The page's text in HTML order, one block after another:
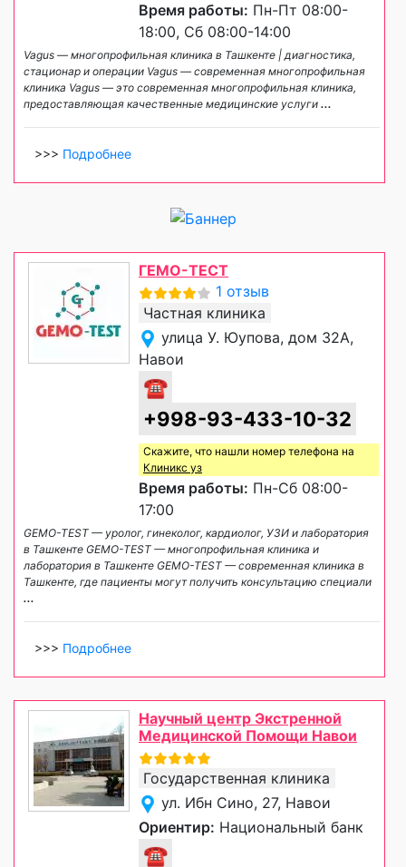
Время работы: Пн-Пт 08:00-
18:00, Сб 08:00-14:00
Vagus — многопрофильная клиника в Ташкенте | диагностика,
стационар и операции Vagus — современная многопрофильная
клиника Vagus — это современная многопрофильная клиника,
предоставляющая качественные медицинские услуги ...
>>> Подробнее
ГЕМО-ТЕСТ
1 отзыв
Частная клиника
улица У. Юупова, дом 32А,
Навои
☎
+998-93-433-10-32
Скажите, что нашли номер телефона на
Клиникс уз
Время работы: Пн-Сб 08:00-
17:00
GEMO-TEST — уролог, гинеколог, кардиолог, УЗИ и лаборатория
в Ташкенте GEMO-TEST — многопрофильная клиника и
лаборатория в Ташкенте GEMO-TEST — современная клиника в
Ташкенте, где пациенты могут получить консультацию специали
...
>>> Подробнее
Научный центр Экстренной
Медицинской Помощи Навои
Государственная клиника
ул. Ибн Сино, 27, Навои
Ориентир: Национальный банк
☎